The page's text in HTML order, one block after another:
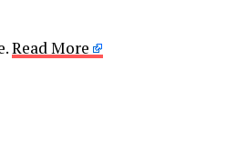
Read More